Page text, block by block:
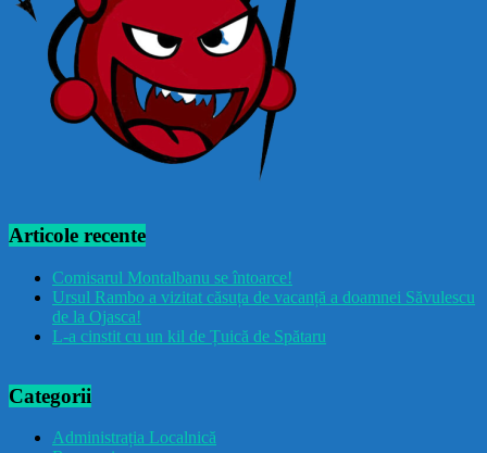
Articole recente
Comisarul Montalbanu se întoarce!
Ursul Rambo a vizitat căsuța de vacanță a doamnei Săvulescu
de la Ojasca!
L-a cinstit cu un kil de Țuică de Spătaru
Categorii
Administrația Localnică